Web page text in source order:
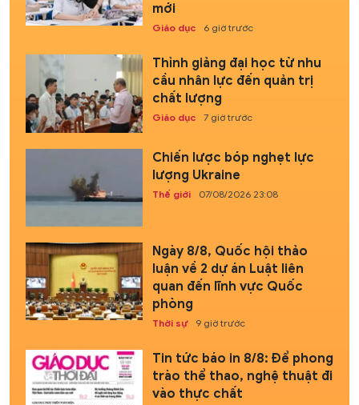
mới
Giáo dục 6 giờ trước
Thỉnh giảng đại học từ nhu
cầu nhân lực đến quản trị
chất lượng
Giáo dục 7 giờ trước
Chiến lược bóp nghẹt lực
lượng Ukraine
Thế giới 07/08/2026 23:08
Ngày 8/8, Quốc hội thảo
luận về 2 dự án Luật liên
quan đến lĩnh vực Quốc
phòng
Thời sự 9 giờ trước
Tin tức báo in 8/8: Để phong
trào thể thao, nghệ thuật đi
vào thực chất